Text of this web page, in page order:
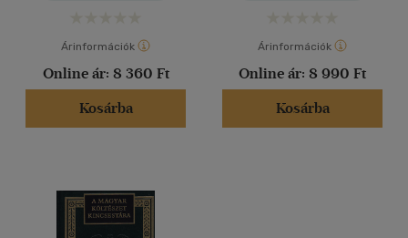
Árinformációk
Online ár: 8 360 Ft
Kosárba
Árinformációk
Online ár: 8 990 Ft
Kosárba